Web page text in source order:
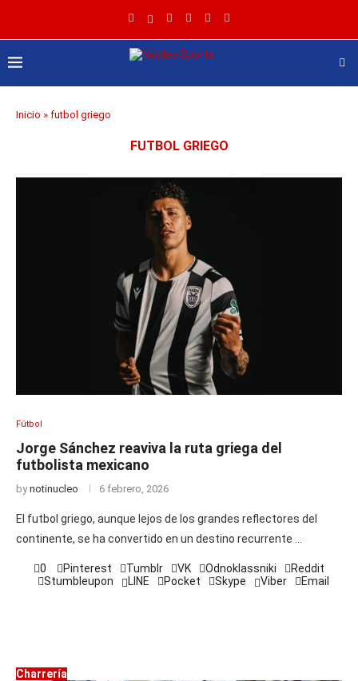
Inicio » futbol griego
FUTBOL GRIEGO
Fútbol
Jorge Sánchez reaviva la ruta griega del
futbolista mexicano
bynotinucleo 6 febrero, 2026
El futbol griego, aunque lejos de los grandes reflectores del
continente, se ha convertido en un destino recurrente …
0 Pinterest Tumblr VK Odnoklassniki
Reddit
Stumbleupon
LINE Pocket Skype Viber Email
Charrería